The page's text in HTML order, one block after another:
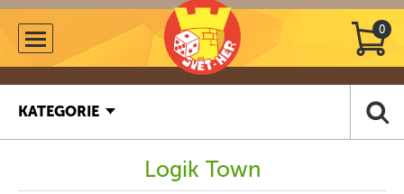
0
KATEGORIE
Logik Town